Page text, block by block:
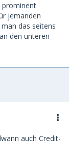
prominent
jemanden
das seitens
den unteren
auch Credit-